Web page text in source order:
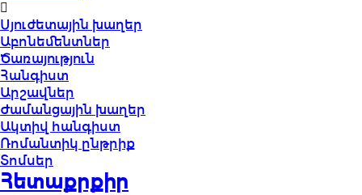
Սյուժետային խաղեր
Աբոնեմենտներ
Ծառայություն
Հանգիստ
Արշավներ
Ժամանցային խաղեր
Ակտիվ հանգիստ
Ռոմանտիկ ընթրիք
Տոմսեր
Հետաքրքիր